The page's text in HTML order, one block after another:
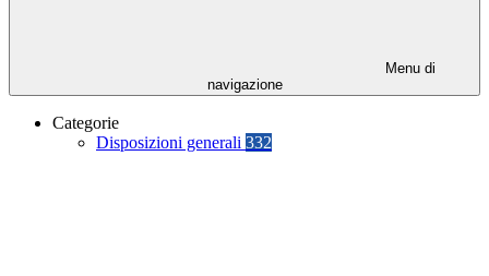
Menu di
navigazione
Categorie
Disposizioni generali 332